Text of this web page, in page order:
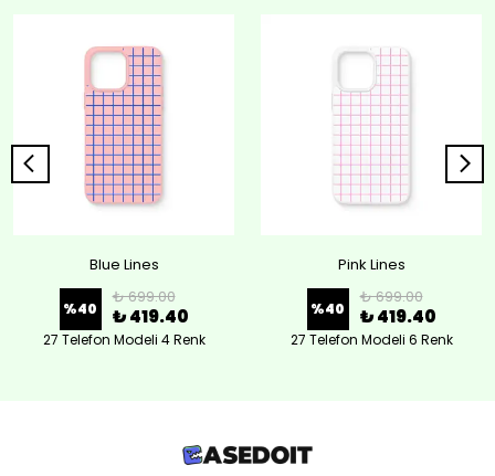
Blue Lines
%40
₺ 699.00
₺ 419.40
27 Telefon Modeli 4 Renk
Pink Lines
%40
₺ 699.00
₺ 419.40
27 Telefon Modeli 6 Renk